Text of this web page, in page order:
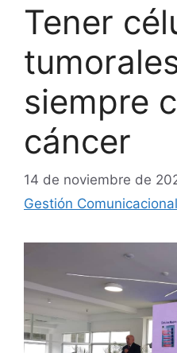
Tener
siempre
cáncer
14 de noviembre de
Gestión